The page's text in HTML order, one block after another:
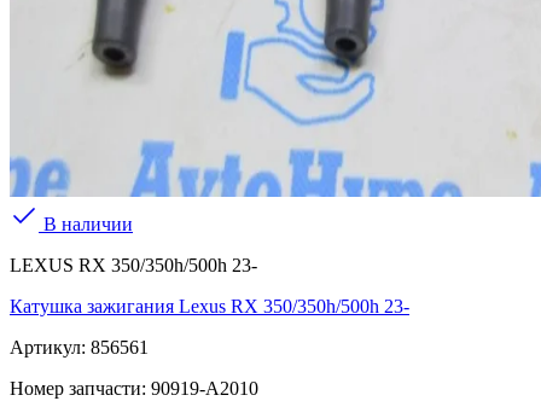
В наличии
LEXUS RX 350/350h/500h 23-
Катушка зажигания Lexus RX 350/350h/500h 23-
Артикул: 856561
Номер запчасти: 90919-A2010